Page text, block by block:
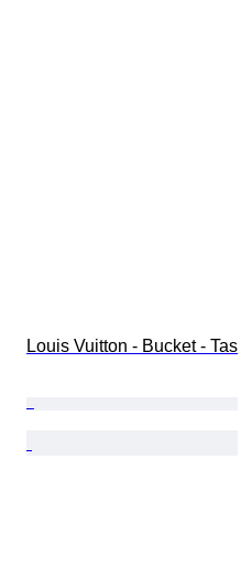
Louis Vuitton - Bucket - Tas